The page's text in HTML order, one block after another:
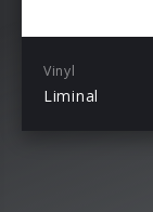
Vinyl
Liminal